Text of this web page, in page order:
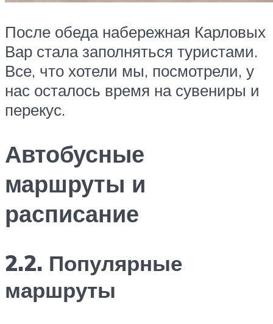
После обеда набережная Карловых
Вар стала заполняться туристами.
Все, что хотели мы, посмотрели, у
нас осталось время на сувениры и
перекус.
Автобусные
маршруты и
расписание
2.2. Популярные
маршруты